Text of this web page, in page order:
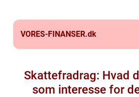
VORES-FINANSER.dk
Skattefradrag: Hvad
som interesse for